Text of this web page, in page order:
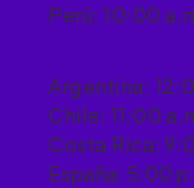
Perú: 10:00
Argentina:
Chile: 11:00
Costa Rica:
España: 5:00